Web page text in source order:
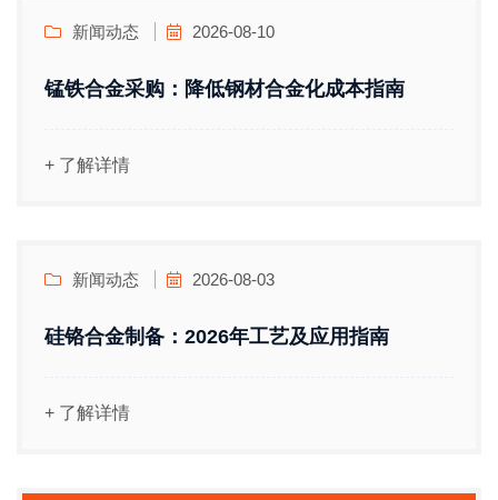
新闻动态 2026-08-10
锰铁合金采购：降低钢材合金化成本指南
+ 了解详情
新闻动态 2026-08-03
硅铬合金制备：2026年工艺及应用指南
+ 了解详情